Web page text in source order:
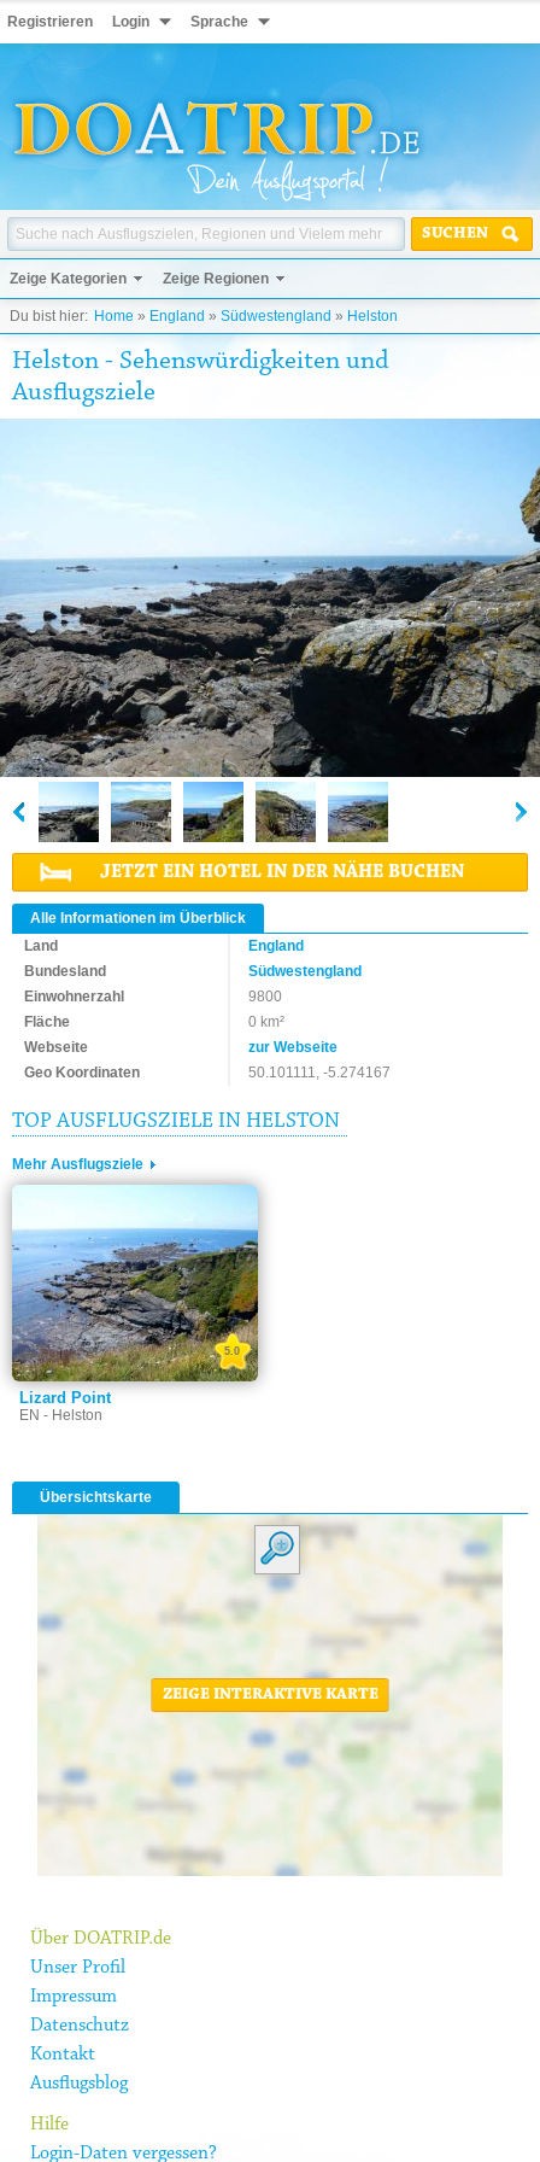
Registrieren Login Sprache
SUCHEN
Zeige Kategorien Zeige Regionen
Du bist hier: Home » England » Südwestengland » Helston
Helston - Sehenswürdigkeiten und
Ausflugsziele
JETZT EIN HOTEL IN DER NÄHE BUCHEN
Alle Informationen im Überblick
Land
England
Bundesland
Südwestengland
Einwohnerzahl
9800
Fläche
0 km²
Webseite
zur Webseite
Geo Koordinaten
50.101111, -5.274167
TOP AUSFLUGSZIELE IN HELSTON
Mehr Ausflugsziele
Lizard Point
EN - Helston
5.0
Übersichtskarte
ZEIGE INTERAKTIVE KARTE
Über DOATRIP.de
Unser Profil
Impressum
Datenschutz
Kontakt
Ausflugsblog
Hilfe
Login-Daten vergessen?